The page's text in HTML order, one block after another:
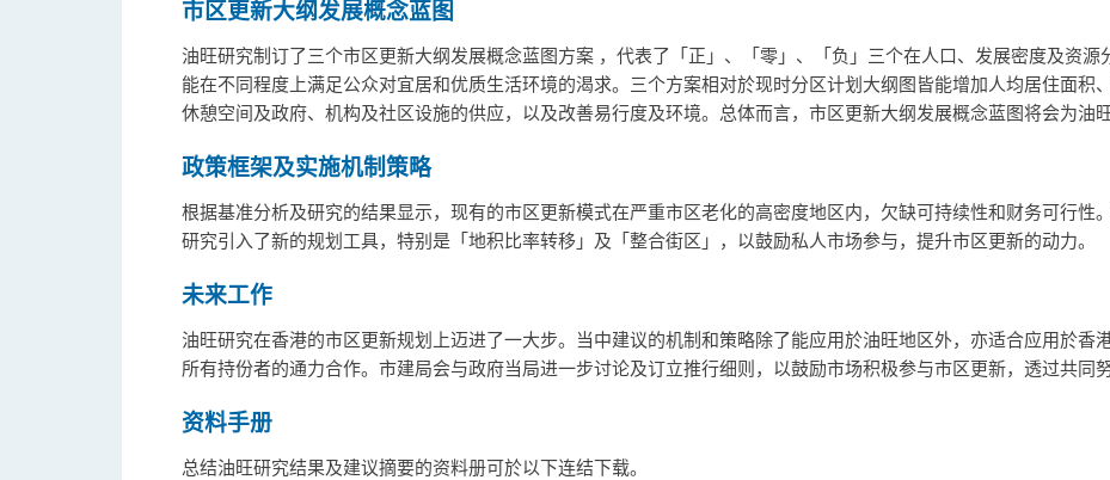
市区更新大纲发展概念蓝图
油旺研究制订了三个市区更新大纲发展概念蓝图方案 ，代表了「正」、「零」、「负」三个在人口、发展密度及资
能在不同程度上满足公众对宜居和优质生活环境的渴求。三个方案相对於现时分区计划大纲图皆能增加人均居住面积
休憩空间及政府、机构及社区设施的供应，以及改善易行度及环境。总体而言，市区更新大纲发展概念蓝图将会为油
政策框架及实施机制策略
根据基准分析及研究的结果显示，现有的市区更新模式在严重市区老化的高密度地区内，欠缺可持续性和财务可行性
研究引入了新的规划工具，特别是「地积比率转移」及「整合街区」，以鼓励私人市场参与，提升市区更新的动力。
未来工作
油旺研究在香港的市区更新规划上迈进了一大步。当中建议的机制和策略除了能应用於油旺地区外，亦适合应用於香
所有持份者的通力合作。市建局会与政府当局进一步讨论及订立推行细则，以鼓励市场积极参与市区更新，透过共同
资料手册
总结油旺研究结果及建议摘要的资料册可於以下连结下载。